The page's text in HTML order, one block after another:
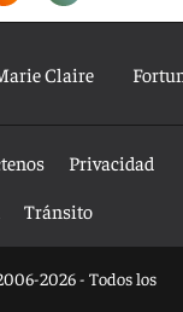
Claire
Privacidad
Tránsito
2026 - Todos los